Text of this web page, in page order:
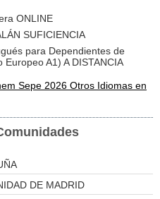
ONLINE
SUFICIENCIA
para Dependientes de
A1) A DISTANCIA
Sepe 2026 Otros Idiomas en
DE MADRID